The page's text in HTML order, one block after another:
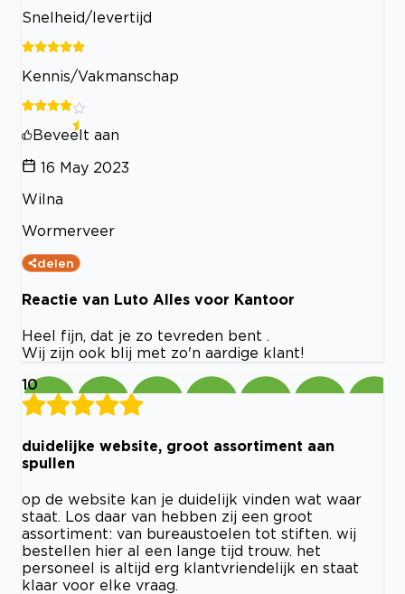
Snelheid/levertijd
Kennis/Vakmanschap
Beveelt aan
16 May 2023
Wilna
Wormerveer
delen
Reactie van Luto Alles voor Kantoor
Heel fijn, dat je zo tevreden bent .
Wij zijn ook blij met zo'n aardige klant!
10
duidelijke website, groot assortiment aan
spullen
op de website kan je duidelijk vinden wat waar
staat. Los daar van hebben zij een groot
assortiment: van bureaustoelen tot stiften. wij
bestellen hier al een lange tijd trouw. het
personeel is altijd erg klantvriendelijk en staat
klaar voor elke vraag.